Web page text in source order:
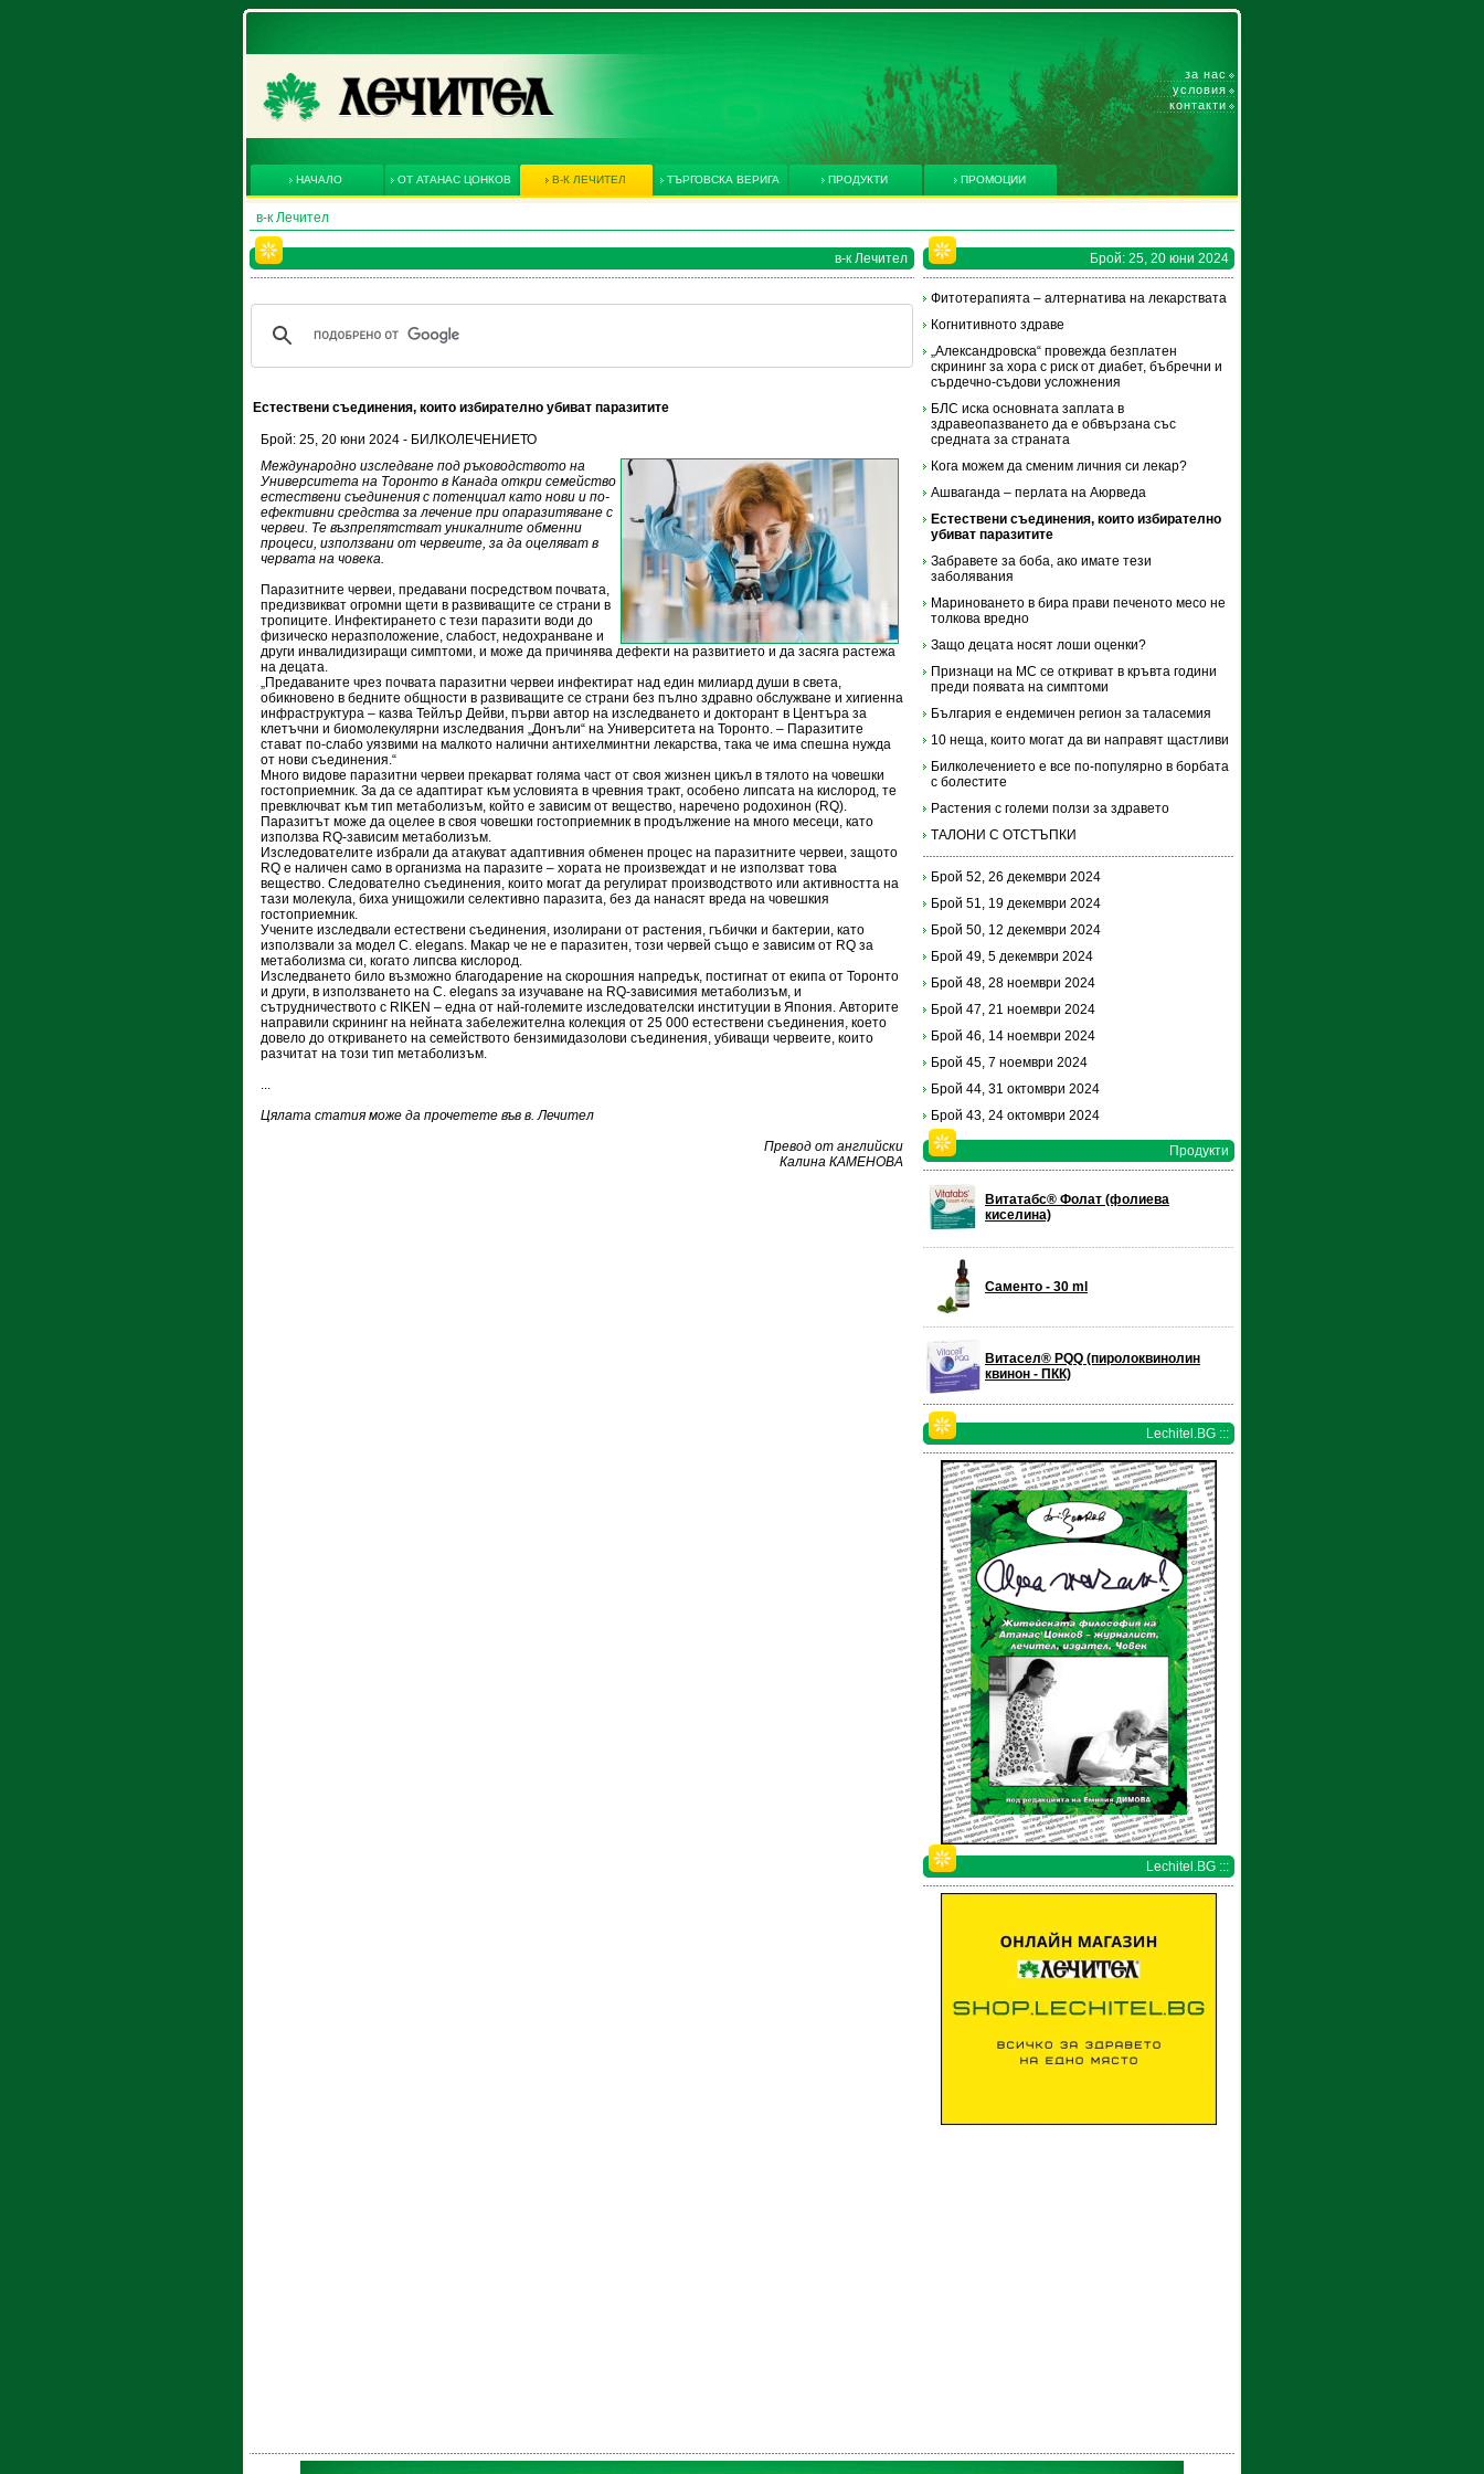
за нас
условия
контакти
НАЧАЛО ОТ АТАНАС ЦОНКОВ В-К ЛЕЧИТЕЛ ТЪРГОВСКА ВЕРИГА ПРОДУКТИ ПРОМОЦИИ
в-к Лечител
в-к Лечител
Естествени съединения, които избирателно убиват паразитите
Брой: 25, 20 юни 2024 - БИЛКОЛЕЧЕНИЕТО
Международно изследване под ръководството на
Университета на Торонто в Канада откри семейство
естествени съединения с потенциал като нови и по-
ефективни средства за лечение при опаразитяване с
червеи. Те възпрепятстват уникалните обменни
процеси, използвани от червеите, за да оцеляват в
червата на човека.
Паразитните червеи, предавани посредством почвата,
предизвикват огромни щети в развиващите се страни в
тропиците. Инфектирането с тези паразити води до
физическо неразположение, слабост, недохранване и
други инвалидизиращи симптоми, и може да причинява дефекти на развитието и да засяга растежа
на децата.
„Предаваните чрез почвата паразитни червеи инфектират над един милиард души в света,
обикновено в бедните общности в развиващите се страни без пълно здравно обслужване и хигиенна
инфраструктура – казва Тейлър Дейви, първи автор на изследването и докторант в Центъра за
клетъчни и биомолекулярни изследвания „Донъли“ на Университета на Торонто. – Паразитите
стават по-слабо уязвими на малкото налични антихелминтни лекарства, така че има спешна нужда
от нови съединения.“
Много видове паразитни червеи прекарват голяма част от своя жизнен цикъл в тялото на човешки
гостоприемник. За да се адаптират към условията в чревния тракт, особено липсата на кислород, те
превключват към тип метаболизъм, който е зависим от вещество, наречено родохинон (RQ).
Паразитът може да оцелее в своя човешки гостоприемник в продължение на много месеци, като
използва RQ-зависим метаболизъм.
Изследователите избрали да атакуват адаптивния обменен процес на паразитните червеи, защото
RQ е наличен само в организма на паразите – хората не произвеждат и не използват това
вещество. Следователно съединения, които могат да регулират производството или активността на
тази молекула, биха унищожили селективно паразита, без да нанасят вреда на човешкия
гостоприемник.
Учените изследвали естествени съединения, изолирани от растения, гъбички и бактерии, като
използвали за модел C. elegans. Макар че не е паразитен, този червей също е зависим от RQ за
метаболизма си, когато липсва кислород.
Изследването било възможно благодарение на скорошния напредък, постигнат от екипа от Торонто
и други, в използването на C. elegans за изучаване на RQ-зависимия метаболизъм, и
сътрудничеството с RIKEN – една от най-големите изследователски институции в Япония. Авторите
направили скрининг на нейната забележителна колекция от 25 000 естествени съединения, което
довело до откриването на семейството бензимидазолови съединения, убиващи червеите, които
разчитат на този тип метаболизъм.
...
Цялата статия може да прочетете във в. Лечител
Превод от английски
Калина КАМЕНОВА
Брой: 25, 20 юни 2024
Фитотерапията – алтернатива на лекарствата
Когнитивното здраве
„Александровска“ провежда безплатен
скрининг за хора с риск от диабет, бъбречни и
сърдечно-съдови усложнения
БЛС иска основната заплата в
здравеопазването да е обвързана със
средната за страната
Кога можем да сменим личния си лекар?
Ашваганда – перлата на Аюрведа
Естествени съединения, които избирателно
убиват паразитите
Забравете за боба, ако имате тези
заболявания
Мариноването в бира прави печеното месо не
толкова вредно
Защо децата носят лоши оценки?
Признаци на МС се откриват в кръвта години
преди появата на симптоми
България е ендемичен регион за таласемия
10 неща, които могат да ви направят щастливи
Билколечението е все по-популярно в борбата
с болестите
Растения с големи ползи за здравето
ТАЛОНИ С ОТСТЪПКИ
Брой 52, 26 декември 2024
Брой 51, 19 декември 2024
Брой 50, 12 декември 2024
Брой 49, 5 декември 2024
Брой 48, 28 ноември 2024
Брой 47, 21 ноември 2024
Брой 46, 14 ноември 2024
Брой 45, 7 ноември 2024
Брой 44, 31 октомври 2024
Брой 43, 24 октомври 2024
Продукти
Витатабс® Фолат (фолиева
киселина)
Саменто - 30 ml
Витасел® РQQ (пиролоквинолин
квинон - ПКК)
Lechitel.BG :::
Lechitel.BG :::